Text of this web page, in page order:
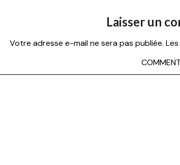
Laisser un
Votre adresse e-mail ne sera pas publiée.